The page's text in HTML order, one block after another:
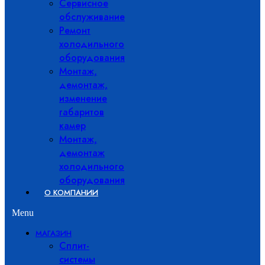
Сервисное
обслуживание
Ремонт
холодильного
оборудования
Монтаж,
демонтаж,
изменение
габаритов
камер
Монтаж,
демонтаж
холодильного
оборудования
О КОМПАНИИ
Menu
МАГАЗИН
Сплит-
системы